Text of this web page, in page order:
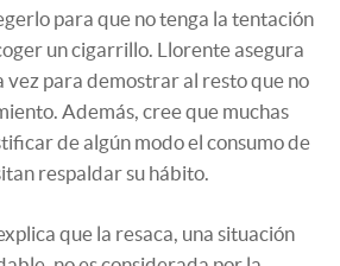
para que no tenga la tentación
un cigarrillo. Llorente asegura
vez para demostrar al resto que no
Además, cree que muchas
de algún modo el consumo de
respaldar su hábito.
que la resaca, una situación